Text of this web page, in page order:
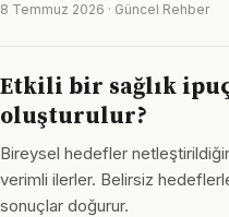
8 Temmuz 2026 · Güncel Rehber
Etkili bir sağlık
oluşturulur?
Bireysel hedefler
verimli ilerler. Belirsiz
sonuçlar doğurur.